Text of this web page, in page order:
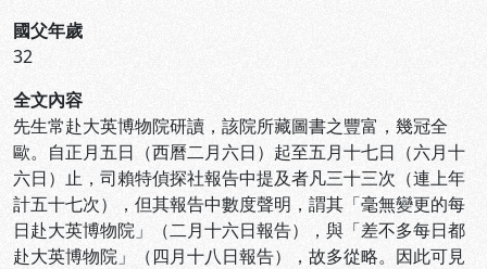
國父年歲
32
全文內容
先生常赴大英博物院研讀，該院所藏圖書之豐富，幾冠全
歐。自正月五日（西曆二月六日）起至五月十七日（六月十
六日）止，司賴特偵探社報告中提及者凡三十三次（連上年
計五十七次），但其報告中數度聲明，謂其「毫無變更的每
日赴大英博物院」（二月十六日報告），與「差不多每日都
赴大英博物院」（四月十八日報告），故多從略。因此可見